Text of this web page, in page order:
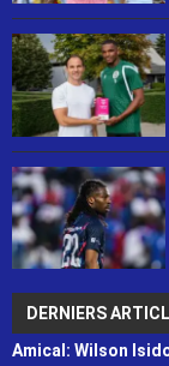
DERNIERS
Amical: Wilson